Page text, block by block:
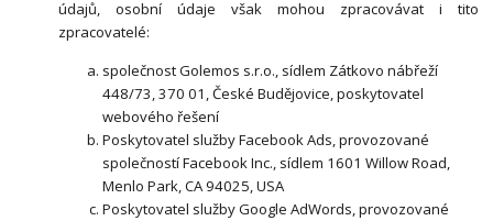
údajů, osobní údaje však mohou zpracovávat i tito
zpracovatelé:
společnost Golemos s.r.o., sídlem Zátkovo nábřeží
448/73, 370 01, České Budějovice, poskytovatel
webového řešení
Poskytovatel služby Facebook Ads, provozované
společností Facebook Inc., sídlem 1601 Willow Road,
Menlo Park, CA 94025, USA
Poskytovatel služby Google AdWords, provozované